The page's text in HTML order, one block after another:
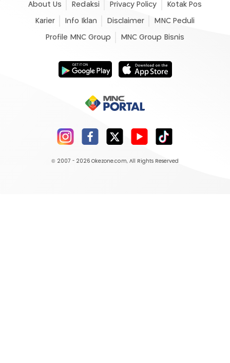
About Us Redaksi Privacy Policy Kotak Pos
Karier Info Iklan Disclaimer MNC Peduli
Profile MNC Group MNC Group Bisnis
© 2007 - 2026 Okezone.com, All Rights Reserved